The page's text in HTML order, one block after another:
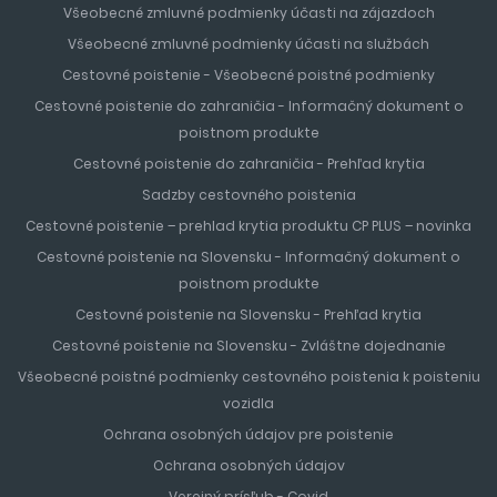
sa radia k najčistejším z celého pobrežia a pozvoľným
vstupom do mora sú bezpečné pre deti a neplavcov.
Niekoľko kilometrovú pobrežnú promenádu lemujú stovky
kvetov, paliem, reštaurácií, obchodov a luxusných hotelov.
Atrakciou mesta sú fontány, ktoré každý deň vo večerných
hodinách vytvárajú nádherné svetelné efekty. Dovolenka
patrí k najobľúbenejším dovolenkám turistov
približne 60 minút.
Malorkaje čarokrásny ostrov, nazývaný tiež ostrovom
pomarančovníkov, citrónovníkov a paliem a je najväčší
nielen z Baleárských ostrovov, ale aj najväčší ostrov
Španielska. Leží v západnej časti Stredozemného mora,
preskúmať či už autom alebo na fakultatívnych výletoch.
Všeobecné zmluvné podmienky účasti na zájazdoch
Všeobecné zmluvné podmienky účasti na službách
Cestovné poistenie - Všeobecné poistné podmienky
Cestovné poistenie do zahraničia - Informačný dokument o
poistnom produkte
Cestovné poistenie do zahraničia - Prehľad krytia
Sadzby cestovného poistenia
Cestovné poistenie – prehlad krytia produktu CP PLUS – novinka
Cestovné poistenie na Slovensku - Informačný dokument o
poistnom produkte
Cestovné poistenie na Slovensku - Prehľad krytia
Cestovné poistenie na Slovensku - Zvláštne dojednanie
Všeobecné poistné podmienky cestovného poistenia k poisteniu
vozidla
Ochrana osobných údajov pre poistenie
Ochrana osobných údajov